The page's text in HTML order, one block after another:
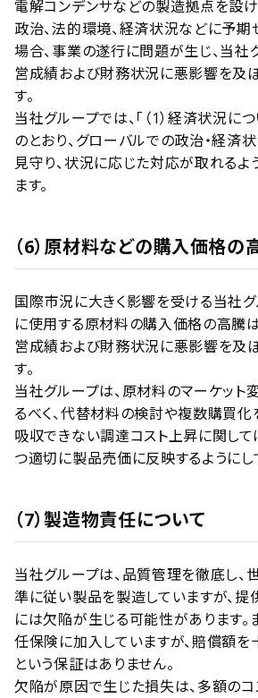
電解コンデンサなどの製造拠点を設
政治、法的環境、経済状況などに予
場合、事業の遂行に問題が生じ、当社
営成績および財務状況に悪影響を及
す。
当社グループでは、「（1）経済状況に
のとおり、グローバルでの政治・経済
見守り、状況に応じた対応が取れるよ
ます。
（6）原材料などの購入価格の
国際市況に大きく影響を受ける当社
に使用する原材料の購入価格の高騰
営成績および財務状況に悪影響を及
す。
当社グループは、原材料のマーケット
るべく、代替材料の検討や複数購買化
吸収できない調達コスト上昇に関し
つ適切に製品売価に反映するようにし
（7）製造物責任について
当社グループは、品質管理を徹底し
準に従い製品を製造していますが、提
には欠陥が生じる可能性があります。
任保険に加入していますが、賠償額を
という保証はありません。
欠陥が原因で生じた損失は、多額の